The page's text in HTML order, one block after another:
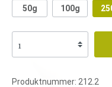
50g
100g
Produktnummer: 212.2